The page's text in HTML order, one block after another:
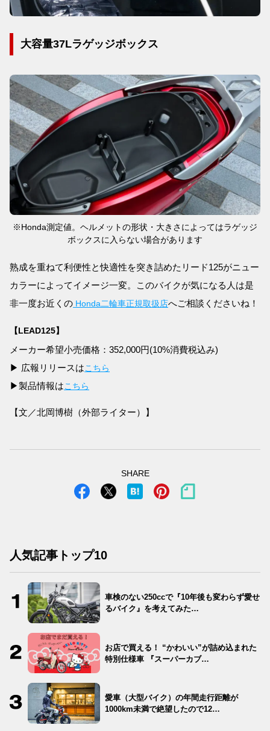
大容量37Lラゲッジボックス
※Honda測定値。ヘルメットの形状・大きさによってはラゲッジ
ボックスに入らない場合があります
熟成を重ねて利便性と快適性を突き詰めたリード125がニュー
カラーによってイメージ一変。このバイクが気になる人は是
非一度お近くの Honda二輪車正規取扱店へご相談くださいね！
【LEAD125】
メーカー希望小売価格：352,000円(10%消費税込み)
▶ 広報リリースはこちら
▶製品情報はこちら
【文／北岡博樹（外部ライター）】
SHARE
人気記事トップ10
車検のない250ccで『10年後も変わらず愛せ
るバイク』を考えてみた…
お店で買える！ “かわいい”が詰め込まれた
特別仕様車 『スーパーカブ…
愛車（大型バイク）の年間走行距離が
1000km未満で絶望したので12…